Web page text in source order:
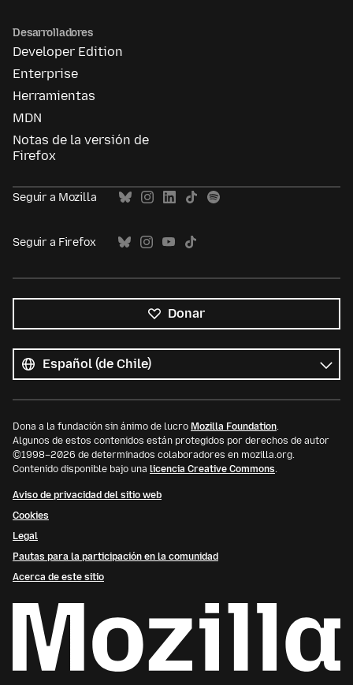
Desarrolladores
Developer Edition
Enterprise
Herramientas
MDN
Notas de la versión de
Firefox
Seguir a Mozilla
Seguir a Firefox
Donar
los
idiomas
Idioma
Dona a la fundación sin ánimo de lucro Mozilla Foundation.
Algunos de estos contenidos están protegidos por derechos de autor
©1998–2026 de determinados colaboradores en mozilla.org.
Contenido disponible bajo una licencia Creative Commons.
Aviso de privacidad del sitio web
Cookies
Legal
Pautas para la participación en la comunidad
Acerca de este sitio